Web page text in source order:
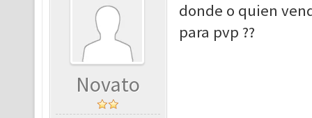
Novato
donde o quien
para pvp ??